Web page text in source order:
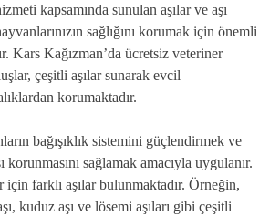
kapsamında sunulan aşılar ve aşı
sağlığını korumak için önemli
Kars Kağızman’da ücretsiz veteriner
çeşitli aşılar sunarak evcil
korumaktadır.
bağışıklık sistemini güçlendirmek ve
korunmasını sağlamak amacıyla uygulanır.
farklı aşılar bulunmaktadır. Örneğin,
kuduz aşı ve lösemi aşıları gibi çeşitli